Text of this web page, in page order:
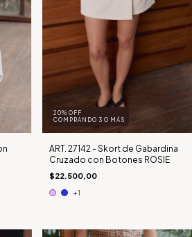
20% OFF
COMPRANDO 3 O MÁS
ART. 27142 - Skort de Gabardina
Cruzado con Botones ROSIE
$22.500,00
+1